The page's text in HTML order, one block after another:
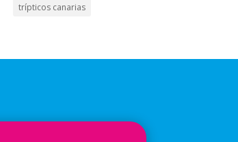
trípticos canarias